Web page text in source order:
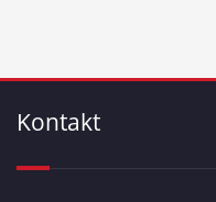
Kontakt